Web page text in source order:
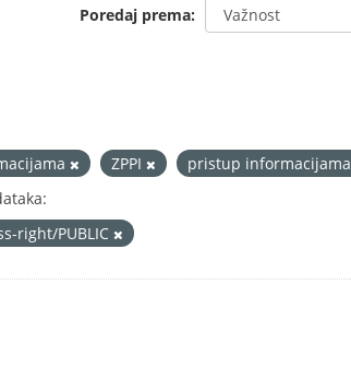
Poredaj prema
ZPPI
pristup informacijama
right/PUBLIC